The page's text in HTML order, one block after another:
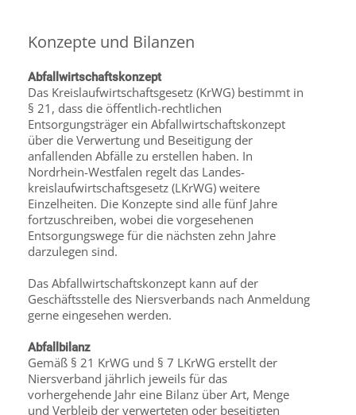
Konzepte und Bilanzen
Abfallwirtschaftskonzept
Das Kreislaufwirtschaftsgesetz (KrWG) bestimmt in
§ 21, dass die öffentlich-rechtlichen
Entsorgungsträger ein Abfallwirtschaftskonzept
über die Verwertung und Beseitigung der
anfallenden Abfälle zu erstellen haben. In
Nordrhein-Westfalen regelt das Landes­
kreislaufwirtschaftsgesetz (LKrWG) weitere
Einzelheiten. Die Konzepte sind alle fünf Jahre
fortzuschreiben, wobei die vorgesehenen
Entsorgungswege für die nächsten zehn Jahre
darzulegen sind.
Das Abfallwirtschaftskonzept kann auf der
Geschäftsstelle des Niersverbands nach Anmeldung
gerne eingesehen werden.
Abfallbilanz
Gemäß § 21 KrWG und § 7 LKrWG erstellt der
Niersverband jährlich jeweils für das
vorhergehende Jahr eine Bilanz über Art, Menge
und Verbleib der verwerteten oder beseitigten